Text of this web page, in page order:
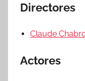
Directores
Claude
Actores